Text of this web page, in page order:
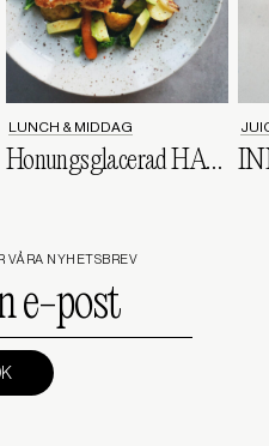
LUNCH & MIDDAG
Honungsglacerad HALLOUMI med ROTFRUKTER i ugn
VÅRA NYHETSBREV
din
e-
post